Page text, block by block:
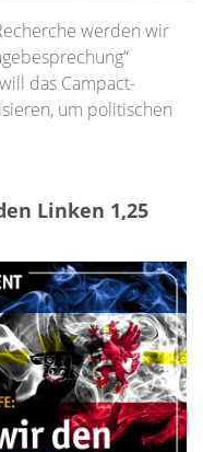
werden wir
das Campact-
um politischen
Linken 1,25